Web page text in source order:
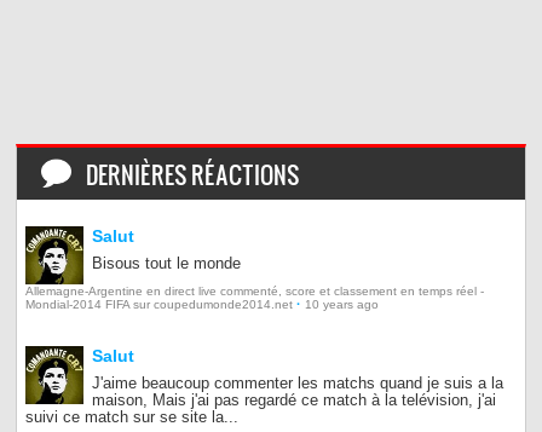
DERNIÈRES RÉACTIONS
Salut
Bisous tout le monde
Allemagne-Argentine en direct live commenté, score et classement en temps réel -
Mondial-2014 FIFA sur coupedumonde2014.net · 10 years ago
Salut
J'aime beaucoup commenter les matchs quand je suis a la
maison, Mais j'ai pas regardé ce match à la telévision, j'ai
suivi ce match sur se site la...